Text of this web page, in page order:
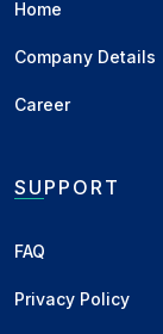
₹4700 के दायरे में
₹4700 के बीच
से ₹4750 प्रति
अब बाजार के
आगे की तेजी
Home
Company Details
Career
SUPPORT
FAQ
Privacy Policy